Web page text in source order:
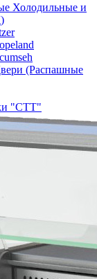
Холодильные и
(Распашные
"СТТ"